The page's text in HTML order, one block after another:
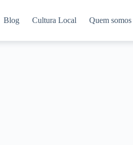
Blog Cultura Local Quem somos